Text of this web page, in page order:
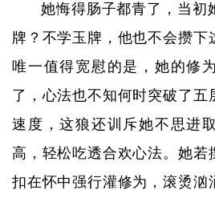
她悔得肠子都青了，当初
牌？不学玉牌，他也不会攒下
唯一值得宽慰的是，她的修
了，心法也不知何时突破了五
速度，这狼还训斥她不思进
高，轻松吃透合欢心法。她若
扣在怀中强行灌修为，滚烫汹